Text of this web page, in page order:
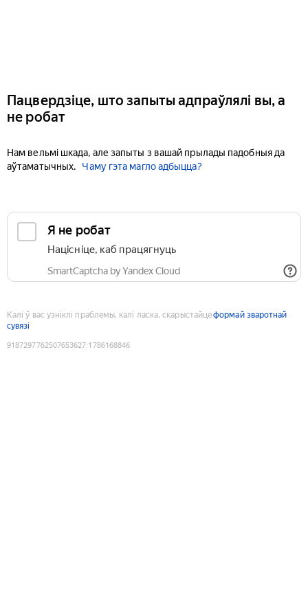
Пацвердзіце, што запыты адпраўлялі вы, а
не робат
Нам вельмі шкада, але запыты з вашай прылады падобныя да
аўтаматычных.
Чаму гэта магло адбыцца?
Я не робат
Націсніце, каб працягнуць
SmartCaptcha by Yandex Cloud
Калі ў вас узніклі праблемы, калі ласка, скарыстайцеформай зваротнай
сувязі
9187297762507653627:1786168846